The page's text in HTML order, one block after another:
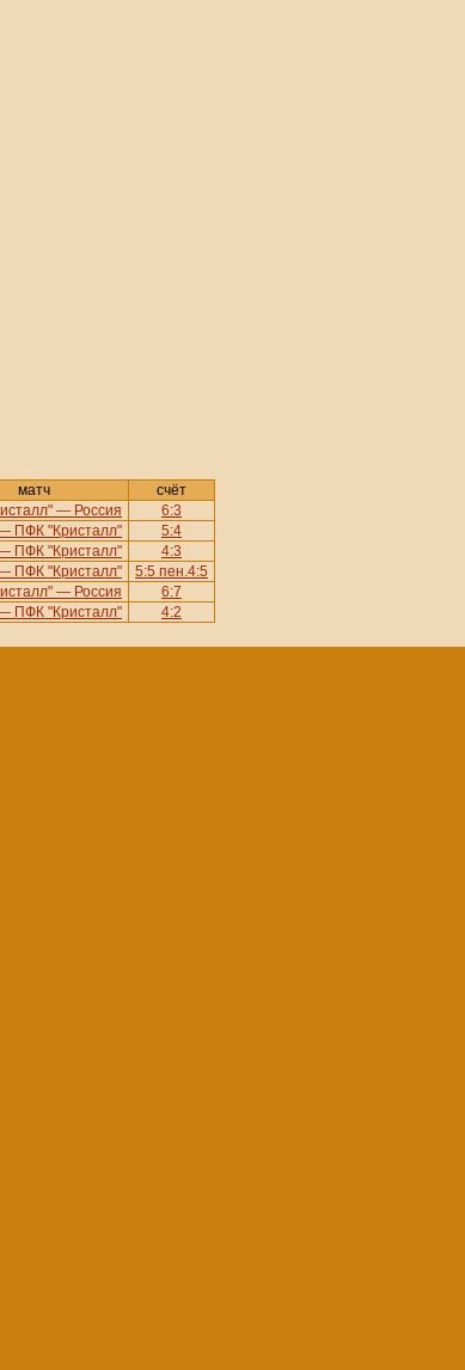
матч
счёт
— Россия
6:3
ПФК "Кристалл"
5:4
ПФК "Кристалл"
4:3
ПФК "Кристалл"
5:5 пен.4:5
— Россия
6:7
ПФК "Кристалл" 4:2